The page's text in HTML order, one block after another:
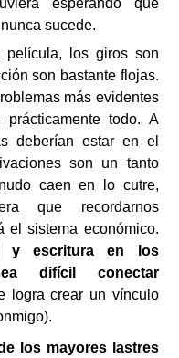
sucede.
los giros son
son bastante flojas.
más evidentes
todo. A
deberían estar en el
son un tanto
caen en lo cutre,
que recordarnos
el sistema económico.
y escritura en los
difícil conectar
logra crear un vínculo
los mayores lastres